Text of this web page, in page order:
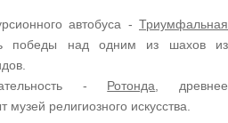
автобуса - Триумфальная
победы над одним из шахов из
- Ротонда , древнее
религиозного искусства.